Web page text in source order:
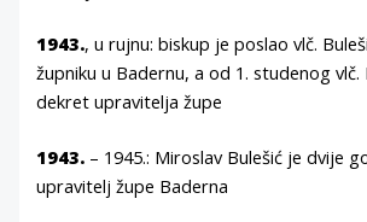
1943., u rujnu: biskup je poslao vlč.
župniku u Badernu, a od 1. studenog
dekret upravitelja župe
1943. – 1945.: Miroslav Bulešić je dvije
upravitelj župe Baderna